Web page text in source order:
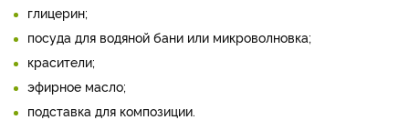
глицерин;
посуда для водяной бани или микроволновка;
красители;
эфирное масло;
подставка для композиции.